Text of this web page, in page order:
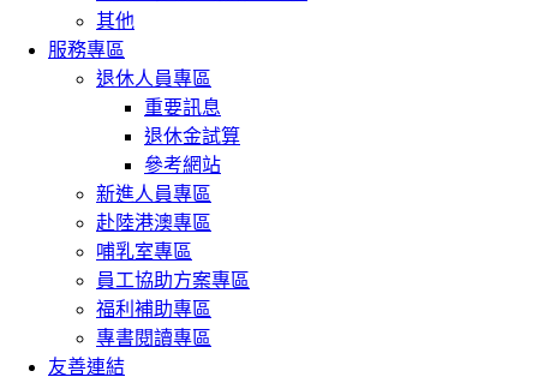
其他
服務專區
退休人員專區
重要訊息
退休金試算
參考網站
新進人員專區
赴陸港澳專區
哺乳室專區
員工協助方案專區
福利補助專區
專書閱讀專區
友善連結